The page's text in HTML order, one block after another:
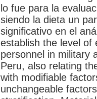
lo fue para la
siendo la dieta un
significativo en el
establish the level of
personnel in military
Peru, also relating
with modifiable
unchangeable